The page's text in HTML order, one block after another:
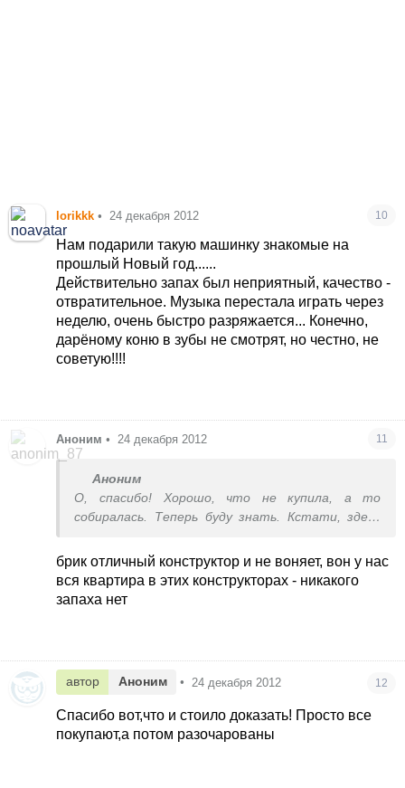
lorikkk • 24 декабря 2012 10
Нам подарили такую машинку знакомые на
прошлый Новый год......
Действительно запах был неприятный, качество -
отвратительное. Музыка перестала играть через
неделю, очень быстро разряжается... Конечно,
дарёному коню в зубы не смотрят, но честно, не
советую!!!!
Аноним • 24 декабря 2012 11
Аноним
О, спасибо! Хорошо, что не купила, а то
собиралась. Теперь буду знать. Кстати, здесь
лего, брик. Я его раз купила в магазине (деть
уговорил) - тоже вонял жутко и я его выбросила.
Хотя может они и разные бывают, не знаю, но
брик отличный конструктор и не воняет, вон у нас
вся квартира в этих конструкторах - никакого
запаха нет
автор Аноним • 24 декабря 2012 12
Спасибо вот,что и стоило доказать! Просто все
покупают,а потом разочарованы